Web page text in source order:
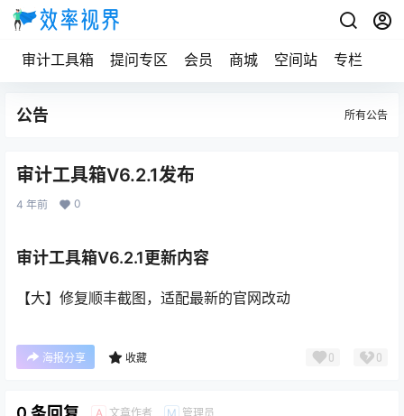
审计工具箱 提问专区 会员 商城 空间站 专栏
公告 所有公告
审计工具箱V6.2.1发布
4 年前 0
审计工具箱V6.2.1更新内容
【大】修复顺丰截图，适配最新的官网改动
海报分享 收藏 0 0
A 文章作者 M 管理员